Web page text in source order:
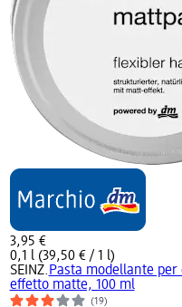
3,95 €
0,1 l (39,50 € / 1 l)
SEINZ. Pasta modellante per
effetto matte, 100 ml
(19)